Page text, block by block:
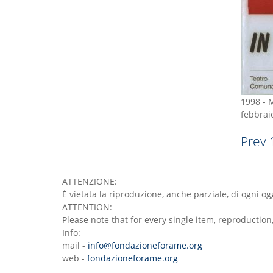
1998-
Prev
ATTENZIONE:
È vietata la riproduzione, anche parziale, di ogni
ATTENTION:
Please note that for every single item,
Info:
mail - info@fondazioneforame.org
web - fondazioneforame.org